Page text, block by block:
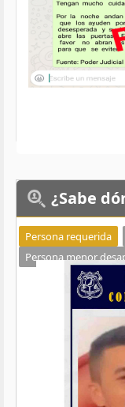
¿Sabe
Persona requerida
Persona menor